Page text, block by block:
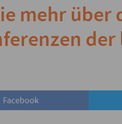
mehr über
Facebook